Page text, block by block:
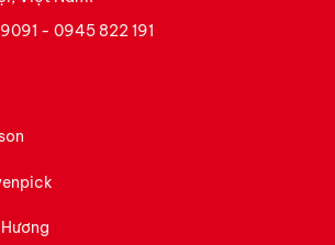
- 0945 822 191